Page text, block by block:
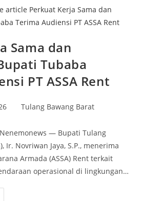
Sama dan
Tubaba
PT ASSA Rent
Post
Tulang Bawang Barat
— Bupati Tulang
Ir. Novriwan Jaya, S.P., menerima
Armada (ASSA) Rent terkait
operasional di lingkungan…